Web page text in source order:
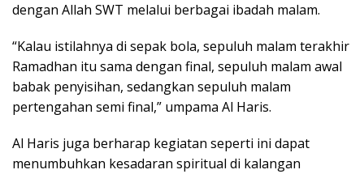
dengan Allah SWT melalui berbagai ibadah malam.
“Kalau istilahnya di sepak bola, sepuluh malam terakhir
Ramadhan itu sama dengan final, sepuluh malam awal
babak penyisihan, sedangkan sepuluh malam
pertengahan semi final,” umpama Al Haris.
Al Haris juga berharap kegiatan seperti ini dapat
menumbuhkan kesadaran spiritual di kalangan